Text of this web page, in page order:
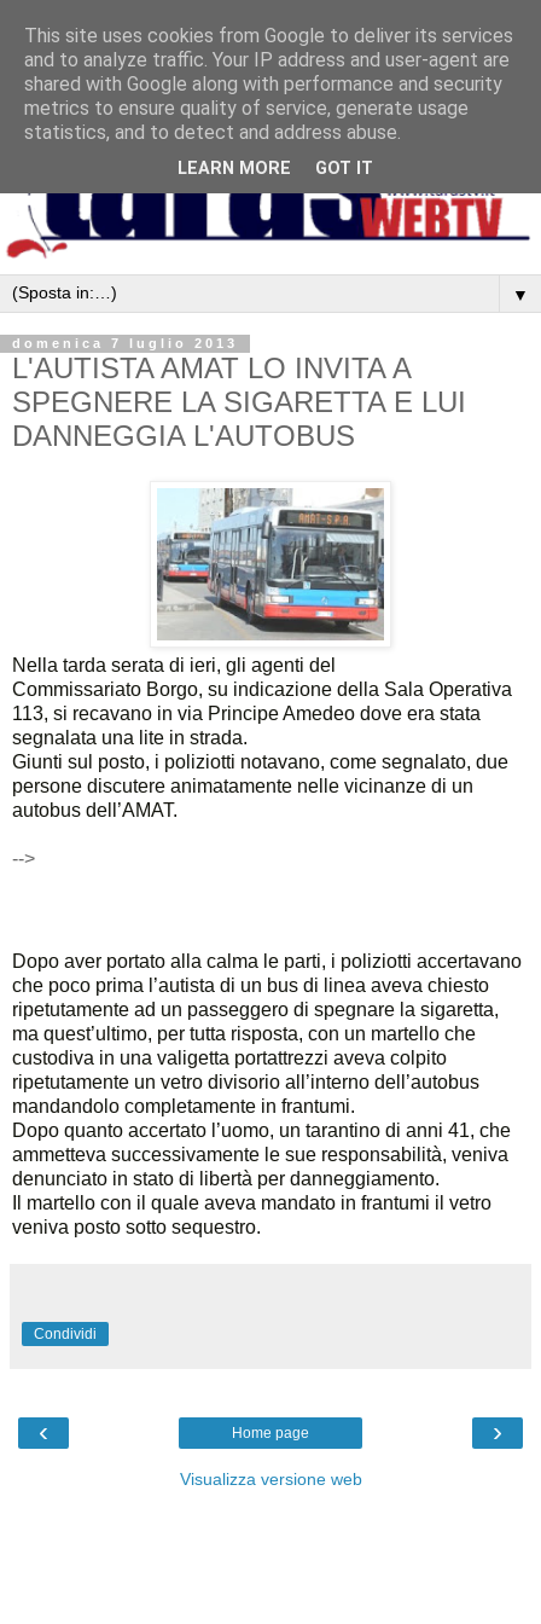
▼
domenica 7 luglio 2013
L'AUTISTA AMAT LO INVITA A
SPEGNERE LA SIGARETTA E LUI
DANNEGGIA L'AUTOBUS
Nella tarda serata di ieri, gli agenti del
Commissariato Borgo, su indicazione della Sala Operativa
113, si recavano in via Principe Amedeo dove era stata
segnalata una lite in strada.
Giunti sul posto, i poliziotti notavano, come segnalato, due
persone discutere animatamente nelle vicinanze di un
autobus dell’AMAT.
-->
Dopo aver portato alla calma le parti, i poliziotti accertavano
che poco prima l’autista di un bus di linea aveva chiesto
ripetutamente ad un passeggero di spegnare la sigaretta,
ma quest’ultimo, per tutta risposta, con un martello che
custodiva in una valigetta portattrezzi aveva colpito
ripetutamente un vetro divisorio all’interno dell’autobus
mandandolo completamente in frantumi.
Dopo quanto accertato l’uomo, un tarantino di anni 41, che
ammetteva successivamente le sue responsabilità, veniva
denunciato in stato di libertà per danneggiamento.
Il martello con il quale aveva mandato in frantumi il vetro
veniva posto sotto sequestro.
Condividi
‹ ›
Home page
Visualizza versione web
This site uses cookies from Google to deliver its services
and to analyze traffic. Your IP address and user-agent are
shared with Google along with performance and security
metrics to ensure quality of service, generate usage
statistics, and to detect and address abuse.
LEARN MORE GOT IT